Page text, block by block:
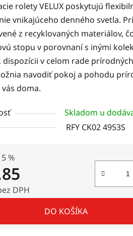
rolety VELUX poskytujú
vnikajúceho denného svetla.
z recyklovaných materiálov,
stopu v porovnaní s inými
dispozícii v celom rade
navodiť pokoj a pohodu
doma.
Skladom u
RFY CK02 4953S
%
DPH
DO KOŠÍKA